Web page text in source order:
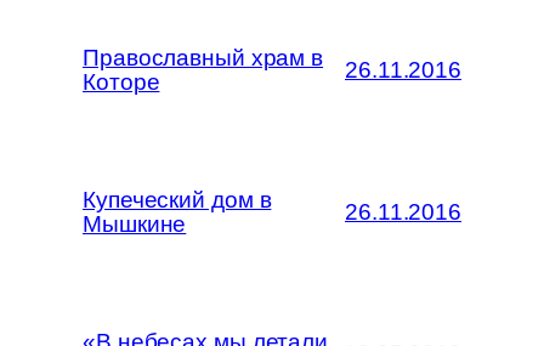
Православный храм в
Которе
26.11.2016
Купеческий дом в
Мышкине
26.11.2016